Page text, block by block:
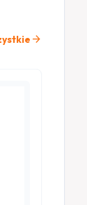
arrow_forward